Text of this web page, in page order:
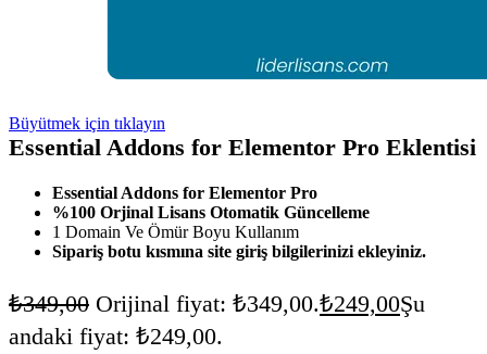
Büyütmek için tıklayın
Essential Addons for Elementor Pro Eklentisi
Essential Addons for Elementor Pro
%100 Orjinal Lisans Otomatik Güncelleme
1 Domain Ve Ömür Boyu Kullanım
Sipariş botu kısmına site giriş bilgilerinizi ekleyiniz.
₺349,00 Orijinal fiyat: ₺349,00.₺249,00Şu
andaki fiyat: ₺249,00.